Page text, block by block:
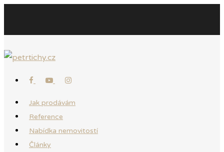
Jak prodávám
Reference
Nabídka nemovitostí
Články